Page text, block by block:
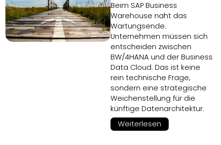
Beim SAP Business
Warehouse naht das
Wartungsende.
Unternehmen müssen sich
entscheiden zwischen
BW/4HANA und der Business
Data Cloud. Das ist keine
rein technische Frage,
sondern eine strategische
Weichenstellung für die
künftige Datenarchitektur.
Weiterlesen